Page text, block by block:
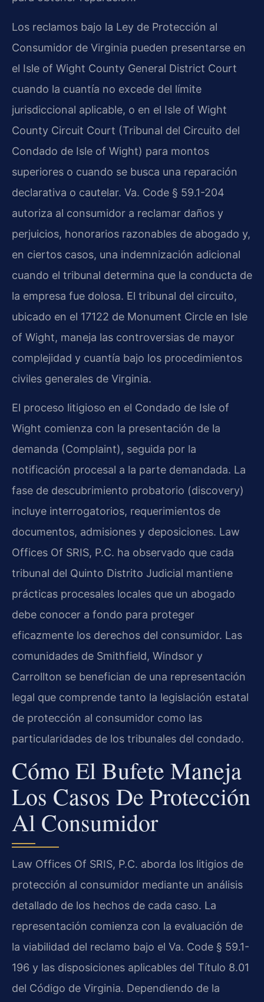
Los reclamos bajo la Ley de Protección al
Consumidor de Virginia pueden presentarse en
el Isle of Wight County General District Court
cuando la cuantía no excede del límite
jurisdiccional aplicable, o en el Isle of Wight
County Circuit Court (Tribunal del Circuito del
Condado de Isle of Wight) para montos
superiores o cuando se busca una reparación
declarativa o cautelar. Va. Code § 59.1-204
autoriza al consumidor a reclamar daños y
perjuicios, honorarios razonables de abogado y,
en ciertos casos, una indemnización adicional
cuando el tribunal determina que la conducta de
la empresa fue dolosa. El tribunal del circuito,
ubicado en el 17122 de Monument Circle en Isle
of Wight, maneja las controversias de mayor
complejidad y cuantía bajo los procedimientos
civiles generales de Virginia.
El proceso litigioso en el Condado de Isle of
Wight comienza con la presentación de la
demanda (Complaint), seguida por la
notificación procesal a la parte demandada. La
fase de descubrimiento probatorio (discovery)
incluye interrogatorios, requerimientos de
documentos, admisiones y deposiciones. Law
Offices Of SRIS, P.C. ha observado que cada
tribunal del Quinto Distrito Judicial mantiene
prácticas procesales locales que un abogado
debe conocer a fondo para proteger
eficazmente los derechos del consumidor. Las
comunidades de Smithfield, Windsor y
Carrollton se benefician de una representación
legal que comprende tanto la legislación estatal
de protección al consumidor como las
particularidades de los tribunales del condado.
Cómo El Bufete Maneja
Los Casos De Protección
Al Consumidor
Law Offices Of SRIS, P.C. aborda los litigios de
protección al consumidor mediante un análisis
detallado de los hechos de cada caso. La
representación comienza con la evaluación de
la viabilidad del reclamo bajo el Va. Code § 59.1-
196 y las disposiciones aplicables del Título 8.01
del Código de Virginia. Dependiendo de la